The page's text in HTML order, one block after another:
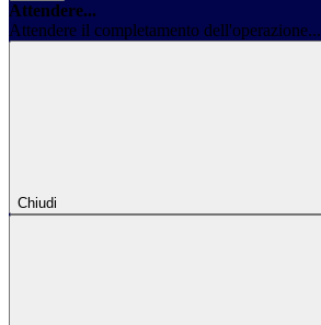
Attendere...
Attendere il completamento dell'operazione...
Chiudi